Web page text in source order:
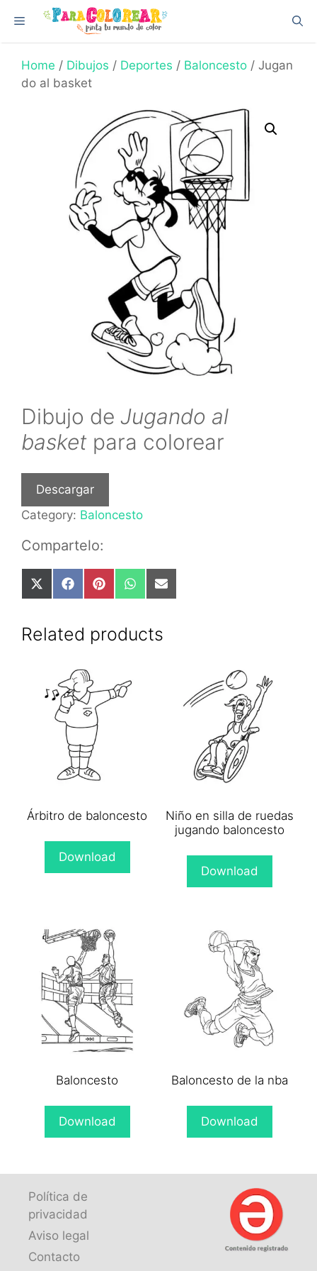
content
Menu
Home / Dibujos / Deportes / Baloncesto / Jugan
do al basket
Dibujo de Jugando al
basket para colorear
Descargar
Category: Baloncesto
Compartelo:
Share
on
(Twitter)
Share
on
Share
on
Share
on
Share
on
Related products
Árbitro de baloncesto
Download
Niño en silla de ruedas
jugando baloncesto
Download
Baloncesto
Download
Baloncesto de la nba
Download
Política de
privacidad
Aviso legal
Contacto